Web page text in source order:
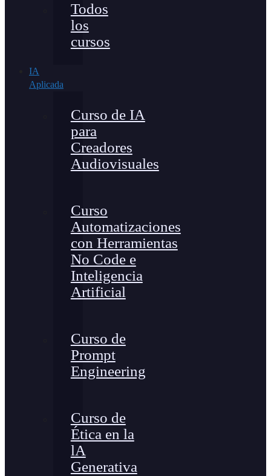
Todos
los
cursos
IA
Aplicada
Curso de IA
para
Creadores
Audiovisuales
Curso
Automatizaciones
con Herramientas
No Code e
Inteligencia
Artificial
Curso de
Prompt
Engineering
Curso de
Ética en la
lA
Generativa